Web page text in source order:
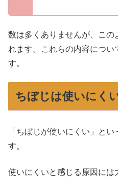
数は多くありませんが、この
れます。これらの内容につい
す。
ちぼじは使いにく
「ちぼじが使いにくい」と
す。
使いにくいと感じる原因には